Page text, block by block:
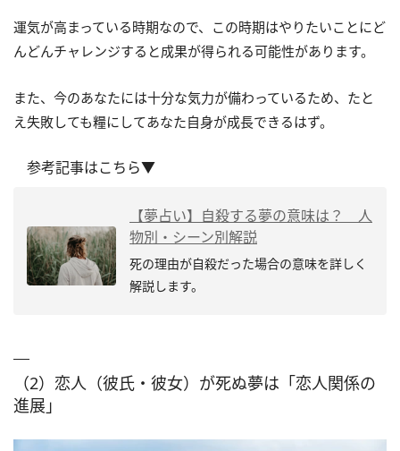
運気が高まっている時期なので、この時期はやりたいことにど
んどんチャレンジすると成果が得られる可能性があります。
また、今のあなたには十分な気力が備わっているため、たと
え失敗しても糧にしてあなた自身が成長できるはず。
参考記事はこちら▼
【夢占い】自殺する夢の意味は？ 人
物別・シーン別解説
死の理由が自殺だった場合の意味を詳しく
解説します。
（2）恋人（彼氏・彼女）が死ぬ夢は「恋人関係の
進展」